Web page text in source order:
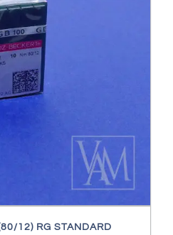
12) RG STANDARD